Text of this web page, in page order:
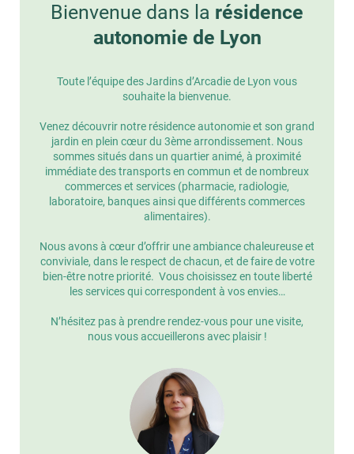
Bienvenue dans la résidence
autonomie de Lyon
Toute l’équipe des Jardins d’Arcadie de Lyon vous
souhaite la bienvenue.
Venez découvrir notre résidence autonomie et son grand
jardin en plein cœur du 3ème arrondissement. Nous
sommes situés dans un quartier animé, à proximité
immédiate des transports en commun et de nombreux
commerces et services (pharmacie, radiologie,
laboratoire, banques ainsi que différents commerces
alimentaires).
Nous avons à cœur d’offrir une ambiance chaleureuse et
conviviale, dans le respect de chacun, et de faire de votre
bien-être notre priorité. Vous choisissez en toute liberté
les services qui correspondent à vos envies…
N’hésitez pas à prendre rendez-vous pour une visite,
nous vous accueillerons avec plaisir !